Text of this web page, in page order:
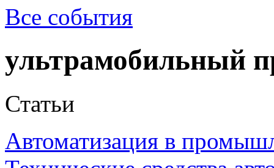
Все события
ультрамобильный
Статьи
Автоматизация в